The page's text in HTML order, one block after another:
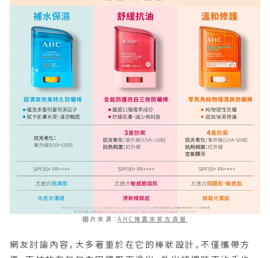
圖片來源：AHC博客來官方直營
網友討論內容，大多著重於在它的棒狀設計，不僅攜帶方